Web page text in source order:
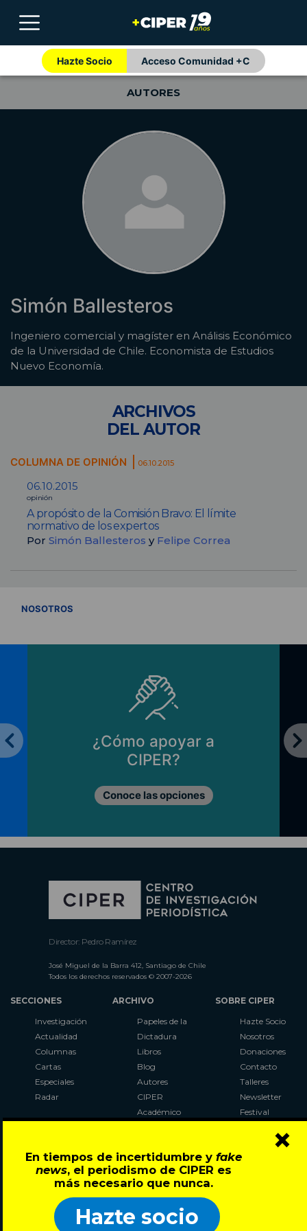
En tiempos de incertidumbre y fake
news, el periodismo de CIPER es
más necesario que nunca.
Hazte socio
×
Hazte Socio Acceso Comunidad +C
AUTORES
Simón Ballesteros
Ingeniero comercial y magíster en Análisis Económico
de la Universidad de Chile. Economista de Estudios
Nuevo Economía.
ARCHIVOS
DEL AUTOR
COLUMNA DE OPINIÓN 06.10.2015
06.10.2015
opinión
A propósito de la Comisión Bravo: El límite
normativo de los expertos
Por Simón Ballesteros y Felipe Correa
NOSOTROS
¿Cómo apoyar a
CIPER?
Conoce las opciones
Director: Pedro Ramírez
José Miguel de la Barra 412, Santiago de Chile
Todos los derechos reservados © 2007-2026
SECCIONES
Investigación
Actualidad
Columnas
Cartas
Especiales
Radar
ARCHIVO
Papeles de la
Dictadura
Libros
Blog
Autores
CIPER
Académico
Al Plebiscito
con CIPER
SOBRE CIPER
Hazte Socio
Nosotros
Donaciones
Contacto
Talleres
Newsletter
Festival